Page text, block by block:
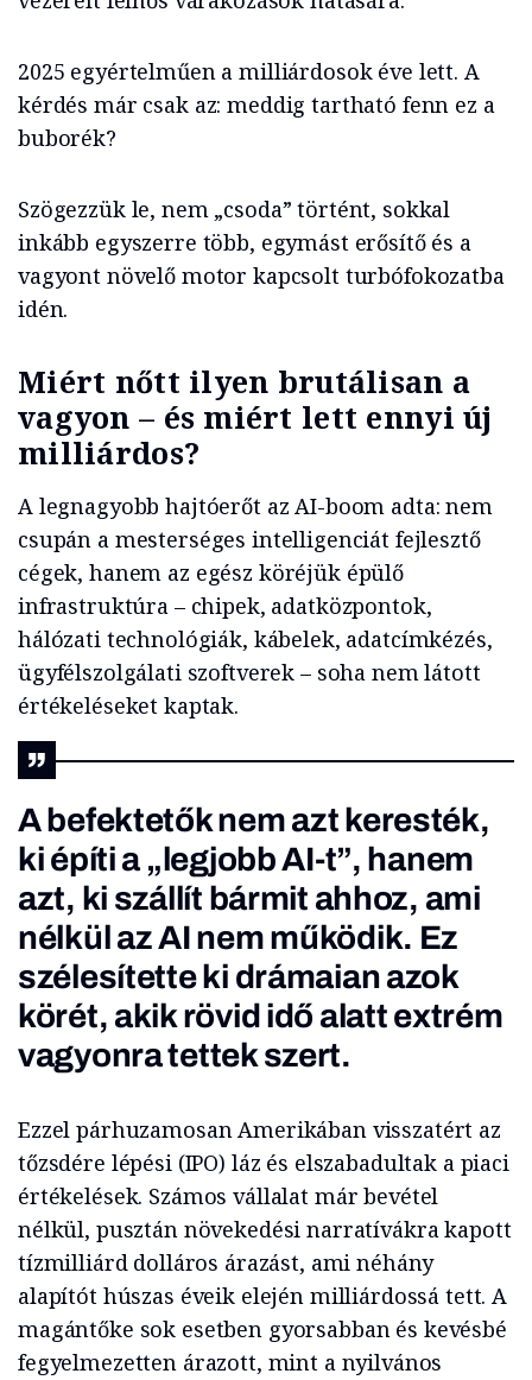
2025 egyértelműen a milliárdosok éve lett. A
kérdés már csak az: meddig tartható fenn ez a
buborék?
Szögezzük le, nem „csoda” történt, sokkal
inkább egyszerre több, egymást erősítő és a
vagyont növelő motor kapcsolt turbófokozatba
idén.
Miért nőtt ilyen brutálisan a
vagyon – és miért lett ennyi új
milliárdos?
A legnagyobb hajtóerőt az AI-boom adta: nem
csupán a mesterséges intelligenciát fejlesztő
cégek, hanem az egész köréjük épülő
infrastruktúra – chipek, adatközpontok,
hálózati technológiák, kábelek, adatcímkézés,
ügyfélszolgálati szoftverek – soha nem látott
értékeléseket kaptak.
A befektetők nem azt keresték,
ki építi a „legjobb AI-t”, hanem
azt, ki szállít bármit ahhoz, ami
nélkül az AI nem működik. Ez
szélesítette ki drámaian azok
körét, akik rövid idő alatt extrém
vagyonra tettek szert.
Ezzel párhuzamosan Amerikában visszatért az
tőzsdére lépési (IPO) láz és elszabadultak a piaci
értékelések. Számos vállalat már bevétel
nélkül, pusztán növekedési narratívákra kapott
tízmilliárd dolláros árazást, ami néhány
alapítót húszas éveik elején milliárdossá tett. A
magántőke sok esetben gyorsabban és kevésbé
fegyelmezetten árazott, mint a nyilvános